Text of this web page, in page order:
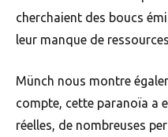
cherchaient des boucs
leur manque de ressources
Münch nous montre
compte, cette paranoïa a
réelles, de nombreuses